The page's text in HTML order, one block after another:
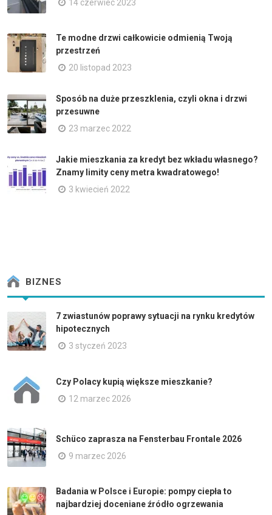
14 czerwiec 2023
Te modne drzwi całkowicie odmienią Twoją
przestrzeń
20 listopad 2023
Sposób na duże przeszklenia, czyli okna i drzwi
przesuwne
23 marzec 2022
Jakie mieszkania za kredyt bez wkładu własnego?
Znamy limity ceny metra kwadratowego!
3 kwiecień 2022
BIZNES
7 zwiastunów poprawy sytuacji na rynku kredytów
hipotecznych
3 styczeń 2023
Czy Polacy kupią większe mieszkanie?
12 marzec 2026
Schüco zaprasza na Fensterbau Frontale 2026
9 marzec 2026
Badania w Polsce i Europie: pompy ciepła to
najbardziej doceniane źródło ogrzewania